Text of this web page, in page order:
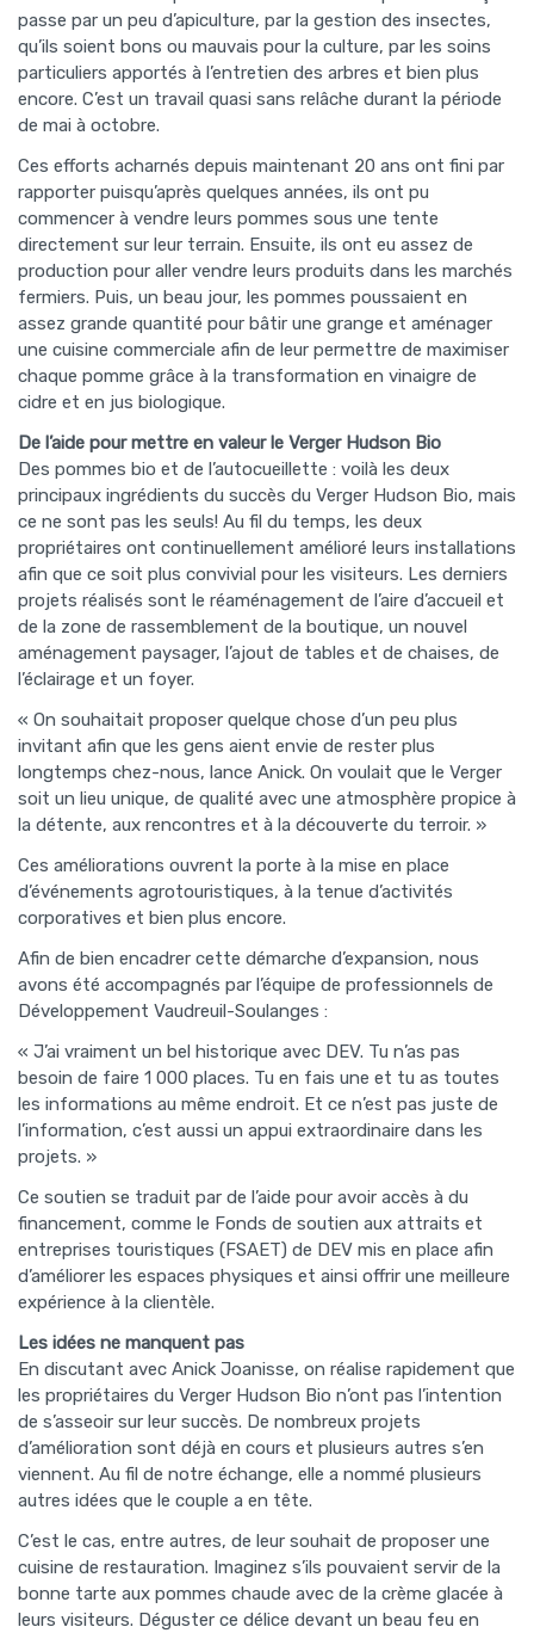
passe par un peu d’apiculture, par la gestion des insectes,
qu’ils soient bons ou mauvais pour la culture, par les soins
particuliers apportés à l’entretien des arbres et bien plus
encore. C’est un travail quasi sans relâche durant la période
de mai à octobre.
Ces efforts acharnés depuis maintenant 20 ans ont fini par
rapporter puisqu’après quelques années, ils ont pu
commencer à vendre leurs pommes sous une tente
directement sur leur terrain. Ensuite, ils ont eu assez de
production pour aller vendre leurs produits dans les marchés
fermiers. Puis, un beau jour, les pommes poussaient en
assez grande quantité pour bâtir une grange et aménager
une cuisine commerciale afin de leur permettre de maximiser
chaque pomme grâce à la transformation en vinaigre de
cidre et en jus biologique.
De l’aide pour mettre en valeur le Verger Hudson Bio
Des pommes bio et de l’autocueillette : voilà les deux
principaux ingrédients du succès du Verger Hudson Bio, mais
ce ne sont pas les seuls! Au fil du temps, les deux
propriétaires ont continuellement amélioré leurs installations
afin que ce soit plus convivial pour les visiteurs. Les derniers
projets réalisés sont le réaménagement de l’aire d’accueil et
de la zone de rassemblement de la boutique, un nouvel
aménagement paysager, l’ajout de tables et de chaises, de
l’éclairage et un foyer.
« On souhaitait proposer quelque chose d’un peu plus
invitant afin que les gens aient envie de rester plus
longtemps chez-nous, lance Anick. On voulait que le Verger
soit un lieu unique, de qualité avec une atmosphère propice à
la détente, aux rencontres et à la découverte du terroir. »
Ces améliorations ouvrent la porte à la mise en place
d’événements agrotouristiques, à la tenue d’activités
corporatives et bien plus encore.
Afin de bien encadrer cette démarche d’expansion, nous
avons été accompagnés par l’équipe de professionnels de
Développement Vaudreuil-Soulanges :
« J’ai vraiment un bel historique avec DEV. Tu n’as pas
besoin de faire 1 000 places. Tu en fais une et tu as toutes
les informations au même endroit. Et ce n’est pas juste de
l’information, c’est aussi un appui extraordinaire dans les
projets. »
Ce soutien se traduit par de l’aide pour avoir accès à du
financement, comme le Fonds de soutien aux attraits et
entreprises touristiques (FSAET) de DEV mis en place afin
d’améliorer les espaces physiques et ainsi offrir une meilleure
expérience à la clientèle.
Les idées ne manquent pas
En discutant avec Anick Joanisse, on réalise rapidement que
les propriétaires du Verger Hudson Bio n’ont pas l’intention
de s’asseoir sur leur succès. De nombreux projets
d’amélioration sont déjà en cours et plusieurs autres s’en
viennent. Au fil de notre échange, elle a nommé plusieurs
autres idées que le couple a en tête.
C’est le cas, entre autres, de leur souhait de proposer une
cuisine de restauration. Imaginez s’ils pouvaient servir de la
bonne tarte aux pommes chaude avec de la crème glacée à
leurs visiteurs. Déguster ce délice devant un beau feu en